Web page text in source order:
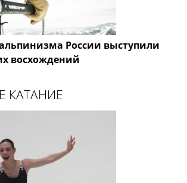
России выступили
восхождений
КАТАНИЕ